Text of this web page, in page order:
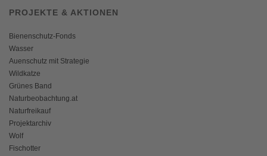
PROJEKTE & AKTIONEN
Bienenschutz-Fonds
Wasser
Auenschutz mit Strategie
Wildkatze
Grünes Band
Naturbeobachtung.at
Naturfreikauf
Projektarchiv
Wolf
Fischotter